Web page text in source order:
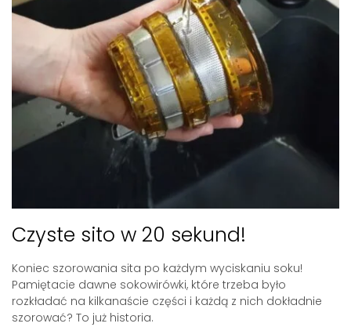
Czyste sito w 20 sekund!
Koniec szorowania sita po każdym wyciskaniu soku!
Pamiętacie dawne sokowirówki, które trzeba było
rozkładać na kilkanaście części i każdą z nich dokładnie
szorować? To już historia.